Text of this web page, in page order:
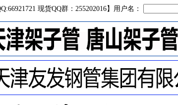
现货QQ群：255202016】用户名：